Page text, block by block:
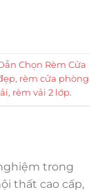
Chọn Rèm Cửa
, rèm cửa phòng
, rèm vải 2 lớp.
trong
thất cao cấp,